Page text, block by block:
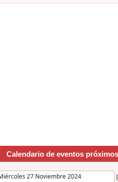
Calendario de eventos próximos